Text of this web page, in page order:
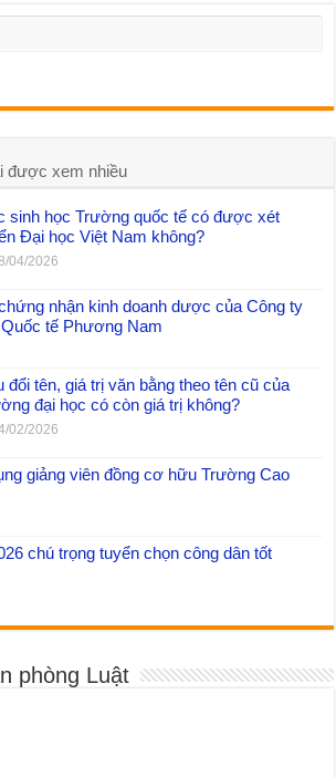
được xem nhiều
sinh học Trường quốc tế có được xét
Đại học Việt Nam không?
04/2026
nhận kinh doanh dược của Công ty
tế Phương Nam
đổi tên, giá trị văn bằng theo tên cũ của
đại học có còn giá trị không?
02/2026
giảng viên đồng cơ hữu Trường Cao
chú trọng tuyển chọn công dân tốt
phòng Luật